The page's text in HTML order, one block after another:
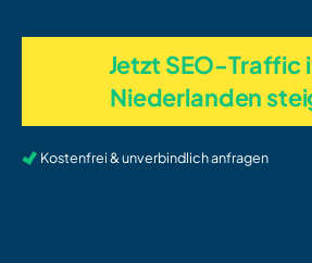
Jetzt SEO-Traffic
Niederlanden
Kostenfrei & unverbindlich anfragen